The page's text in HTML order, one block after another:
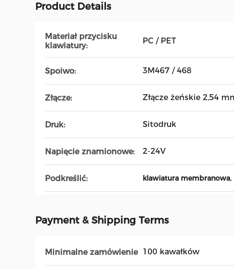
Product Details
Materiał przycisku
klawiatury:
PC / PET
Spoiwo: 3M467 / 468
Złącze: Złącze żeńskie 2,54
Druk: Sitodruk
Napięcie znamionowe: 2-24V
Podkreślić: klawiatura membranowa,
Payment & Shipping Terms
Minimalne zamówienie 100 kawałków